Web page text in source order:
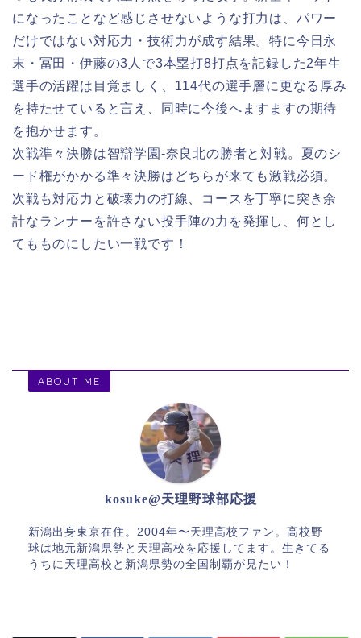
になったことなど感じさせないような打力は、パワー
だけではない対応力・技術力が成す結果。特に今日永
末・冨田・伊藤の3人で3本塁打8打点を記録した2年生
選手の活躍は目覚ましく、114代の選手層に更なる厚み
を持たせていると言え、同時に今後へますますの期待
を抱かせます。
次戦準々決勝は智辯学園-奈良北の勝者と対戦。夏のシ
ード権がかかる準々決勝はどちらが来ても激戦必須。
次戦も対応力と破壊力の打線、コースを丁寧に突き余
計なランナーを許さない投手陣の力を発揮し、何とし
てもものにしたい一戦です！
ABOUT ME
kosuke@天理野球部応援
新潟出身東京在住。2004年〜天理高校ファン。高校野
球は地元新潟県勢と天理高校を応援してます。生きてる
うちに天理高校と新潟県勢の全国制覇が見たい！